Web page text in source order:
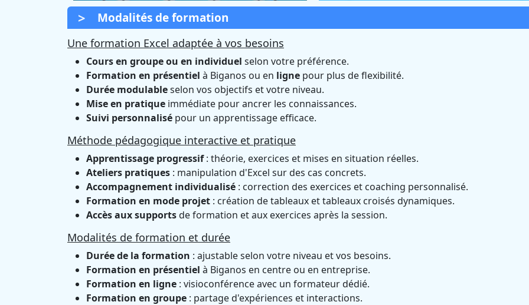
Modalités de formation
Une formation Excel adaptée à vos besoins
Cours en groupe ou en individuel selon votre préférence.
Formation en présentiel à Biganos ou en ligne pour plus de flexibilité.
Durée modulableselon vos objectifs et votre niveau.
Mise en pratique immédiate pour ancrer les connaissances.
Suivi personnalisé pour un apprentissage efficace.
Méthode pédagogique interactive et pratique
Apprentissage progressif: théorie, exercices et mises en situation réelles.
Ateliers pratiques : manipulation d'Excel sur des cas concrets.
Accompagnement individualisé : correction des exercices et coaching personnalisé.
Formation en mode projet : création de tableaux et tableaux croisés dynamiques.
Accès aux supportsde formation et aux exercices après la session.
Modalités de formation et durée
Durée de la formation : ajustable selon votre niveau et vos besoins.
Formation en présentiel à Biganos en centre ou en entreprise.
Formation en ligne : visioconférence avec un formateur dédié.
Formation en groupe : partage d'expériences et interactions.